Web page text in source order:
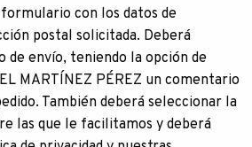
con los datos de
postal solicitada. Deberá
de envío, teniendo la opción de
MARTÍNEZ PÉREZ un comentario
También deberá seleccionar la
las que le facilitamos y deberá